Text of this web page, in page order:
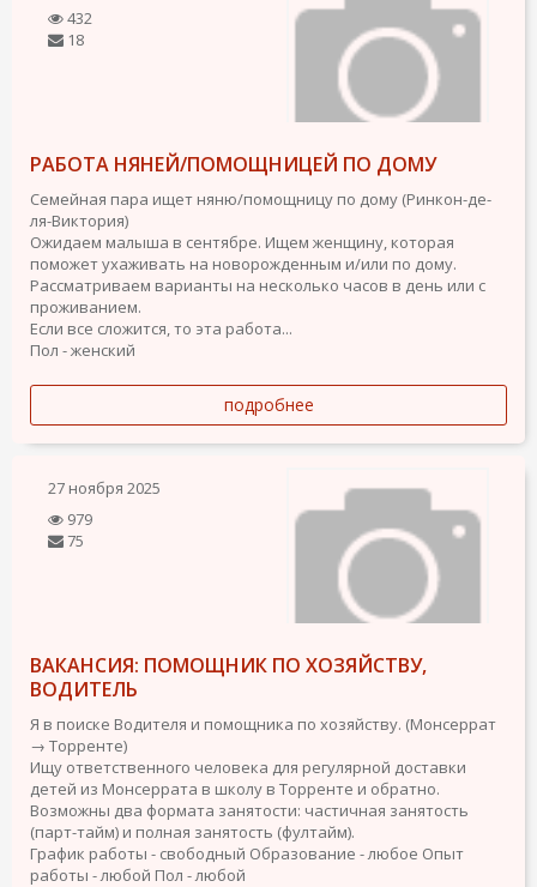
432
18
РАБОТА НЯНЕЙ/ПОМОЩНИЦЕЙ ПО ДОМУ
Семейная пара ищет няню/помощницу по дому (Ринкон-де-
ля-Виктория)
Ожидаем малыша в сентябре. Ищем женщину, которая
поможет ухаживать на новорожденным и/или по дому.
Рассматриваем варианты на несколько часов в день или с
проживанием.
Если все сложится, то эта работа...
Пол - женский
подробнее
27 ноября 2025
979
75
ВАКАНСИЯ: ПОМОЩНИК ПО ХОЗЯЙСТВУ,
ВОДИТЕЛЬ
Я в поиске Водителя и помощника по хозяйству. (Монсеррат
→ Торренте)
Ищу ответственного человека для регулярной доставки
детей из Монсеррата в школу в Торренте и обратно.
Возможны два формата занятости: частичная занятость
(парт-тайм) и полная занятость (фултайм).
График работы - свободный Образование - любое Опыт
работы - любой Пол - любой